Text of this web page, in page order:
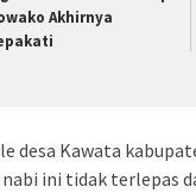
Akhirnya
desa Kawata
ini tidak terlepas